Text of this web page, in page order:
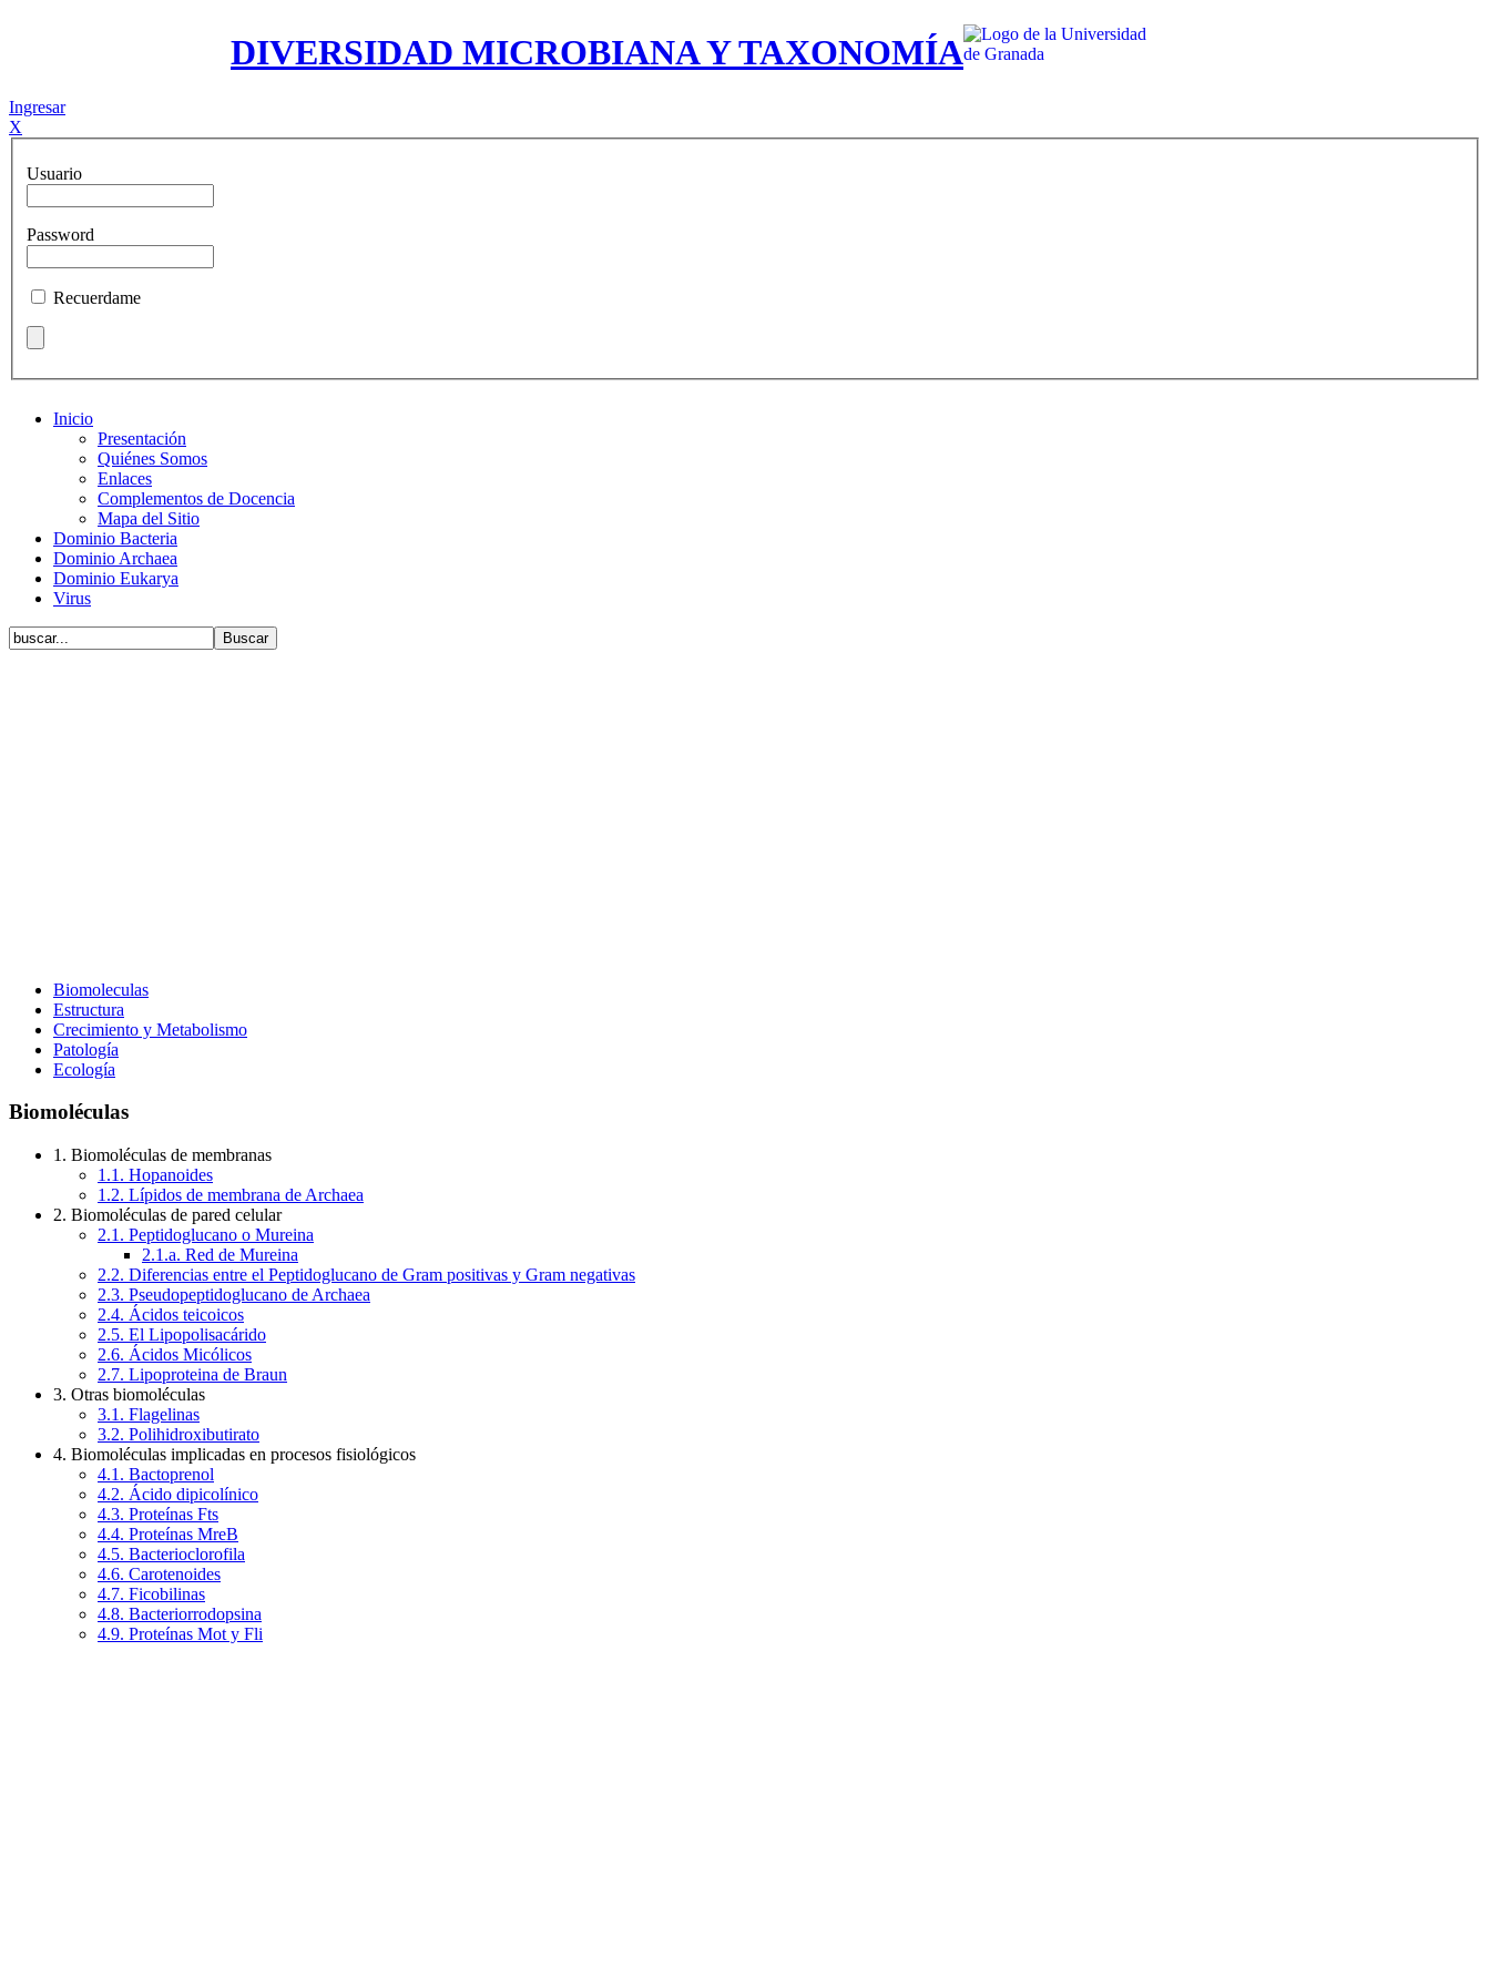
DIVERSIDAD MICROBIANA Y TAXONOMÍA
Ingresar
X
Usuario
Password
Recuerdame
Inicio
Presentación
Quiénes Somos
Enlaces
Complementos de Docencia
Mapa del Sitio
Dominio Bacteria
Dominio Archaea
Dominio Eukarya
Virus
Biomoleculas
Estructura
Crecimiento y Metabolismo
Patología
Ecología
Biomoléculas
1. Biomoléculas de membranas
1.1. Hopanoides
1.2. Lípidos de membrana de Archaea
2. Biomoléculas de pared celular
2.1. Peptidoglucano o Mureina
2.1.a. Red de Mureina
2.2. Diferencias entre el Peptidoglucano de Gram positivas y Gram negativas
2.3. Pseudopeptidoglucano de Archaea
2.4. Ácidos teicoicos
2.5. El Lipopolisacárido
2.6. Ácidos Micólicos
2.7. Lipoproteina de Braun
3. Otras biomoléculas
3.1. Flagelinas
3.2. Polihidroxibutirato
4. Biomoléculas implicadas en procesos fisiológicos
4.1. Bactoprenol
4.2. Ácido dipicolínico
4.3. Proteínas Fts
4.4. Proteínas MreB
4.5. Bacterioclorofila
4.6. Carotenoides
4.7. Ficobilinas
4.8. Bacteriorrodopsina
4.9. Proteínas Mot y Fli